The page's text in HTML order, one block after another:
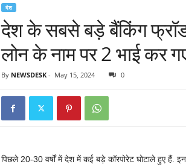
देश
देश के सबसे बड़े बैंकिंग
लोन के नाम पर 2 भाई कर
By NEWSDESK- May 15, 2024 0
पिछले 20-30 वर्षों में देश में कई बड़े कॉरपोरेट घोटाले हुए हैं.